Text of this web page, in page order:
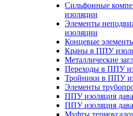
Cильфонные
изоляции
Элементы
изоляции
Концевые
Краны в ППУ
Металлические
Переходы в ППУ
Тройники в ППУ
Элементы
ППУ изоляция
ППУ изоляция
Муфты